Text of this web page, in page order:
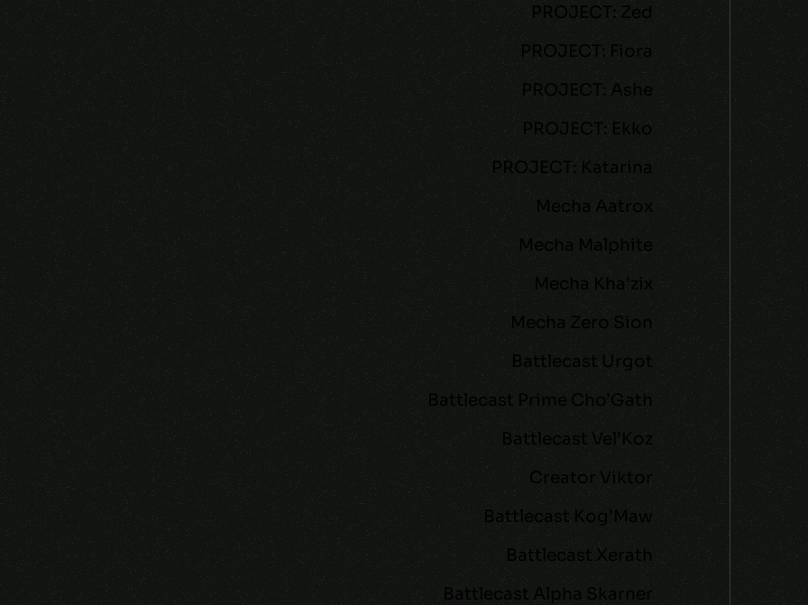
PROJECT: Zed
PROJECT: Fiora
PROJECT: Ashe
PROJECT: Ekko
PROJECT: Katarina
Mecha Aatrox
Mecha Malphite
Mecha Kha’zix
Mecha Zero Sion
Battlecast Urgot
Battlecast Prime Cho’Gath
Battlecast Vel’Koz
Creator Viktor
Battlecast Kog’Maw
Battlecast Xerath
Battlecast Alpha Skarner